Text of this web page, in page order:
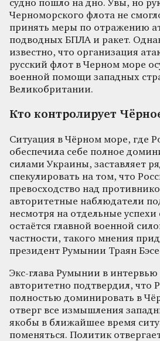
судно пошло на дно. Увы, но
Черноморского флота не
принять меры по отражению
подводных БПЛА и ракет.
известно, что организация
русский флот в Черном море
военной помощи западных
Великобритании.
Кто контролирует
Ситуация в Чёрном море, где
обеспечила себе полное
силами Украины, заставляет
спекулировать на том, что
превосходство над
авторитетные наблюдатели
несмотря на отдельные успехи
остаётся главной военной
частности, такого мнения
президент Румынии Траян
Экс-глава Румынии в
авторитетно подтвердил, что
полностью доминировать в
отверг все измышления
якобы в ближайшее время
поменяться. Политик